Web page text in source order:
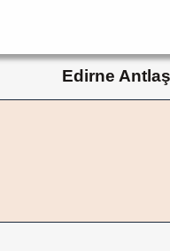
Edirne